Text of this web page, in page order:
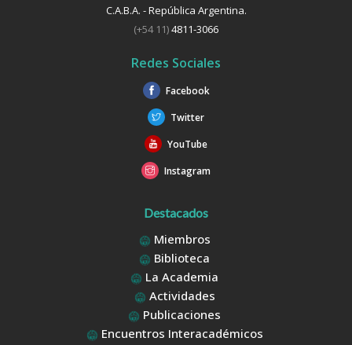
C.A.B.A. - República Argentina.
(+54 11)4811-3066
Redes Sociales
Facebook
Twitter
YouTube
Instagram
Destacados
Miembros
Biblioteca
La Academia
Actividades
Publicaciones
Encuentros Interacadémicos